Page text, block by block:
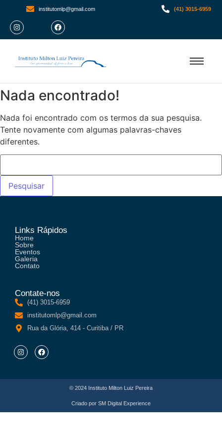
institutomlp@gmail.com (41) 3015-6959
Nada encontrado!
Nada foi encontrado com os termos da sua pesquisa.
Tente novamente com algumas palavras-chaves
diferentes.
Links Rápidos
Home
Sobre
Eventos
Galeria
Contato
Contate-nos
(41) 3015-6959
institutomlp@gmail.com
Rua da Glória, 414 - Curitiba / PR
© 2024 Instituto Milton Luiz Pereira
Criado por SM Digital Experience